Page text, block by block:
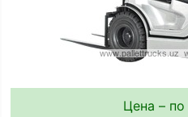
Цена – по